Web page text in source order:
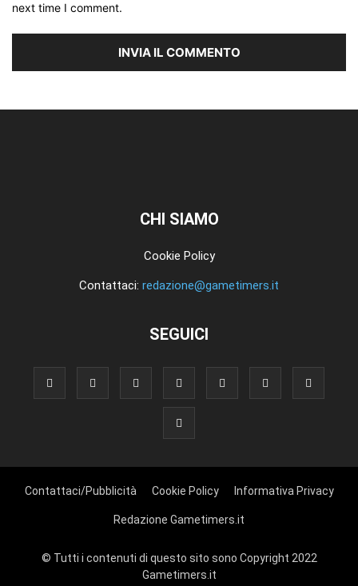
next time I comment.
CHI SIAMO
Cookie Policy
Contattaci: redazione@gametimers.it
SEGUICI
Contattaci/Pubblicità Cookie Policy Informativa Privacy
Redazione Gametimers.it
© Tutti i contenuti di questo sito sono Copyright 2022
Gametimers.it